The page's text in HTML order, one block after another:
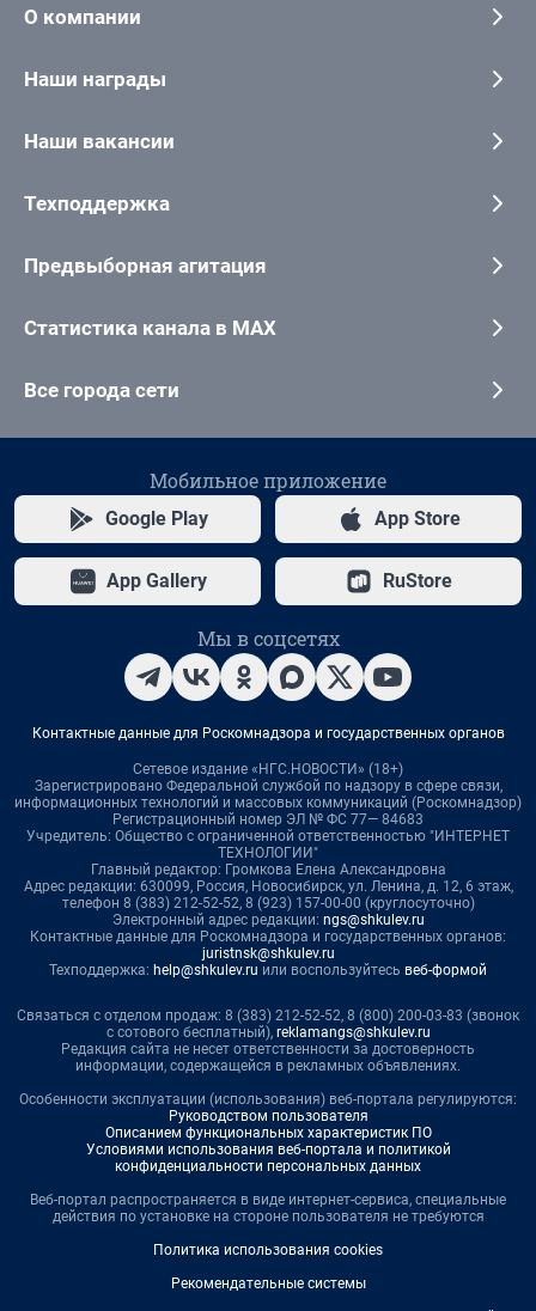
О компании
Наши награды
Наши вакансии
Техподдержка
Предвыборная агитация
Статистика канала в MAX
Все города сети
Мобильное приложение
Google Play App Store
App Gallery RuStore
Мы в соцсетях
Контактные данные для Роскомнадзора и государственных органов
Сетевое издание «НГС.НОВОСТИ» (18+)
Зарегистрировано Федеральной службой по надзору в сфере связи,
информационных технологий и массовых коммуникаций (Роскомнадзор)
Регистрационный номер ЭЛ № ФС 77— 84683
Учредитель: Общество с ограниченной ответственностью "ИНТЕРНЕТ
ТЕХНОЛОГИИ"
Главный редактор: Громкова Елена Александровна
Адрес редакции: 630099, Россия, Новосибирск, ул. Ленина, д. 12, 6 этаж,
телефон 8 (383) 212-52-52, 8 (923) 157-00-00 (круглосуточно)
Электронный адрес редакции: ngs@shkulev.ru
Контактные данные для Роскомнадзора и государственных органов:
juristnsk@shkulev.ru
Техподдержка: help@shkulev.ru или воспользуйтесь веб-формой
Связаться с отделом продаж: 8 (383) 212-52-52, 8 (800) 200-03-83 (звонок
с сотового бесплатный), reklamangs@shkulev.ru
Редакция сайта не несет ответственности за достоверность
информации, содержащейся в рекламных объявлениях.
Особенности эксплуатации (использования) веб-портала регулируются:
Руководством пользователя
Описанием функциональных характеристик ПО
Условиями использования веб-портала и политикой
конфиденциальности персональных данных
Веб-портал распространяется в виде интернет-сервиса, специальные
действия по установке на стороне пользователя не требуются
Политика использования cookies
Рекомендательные системы